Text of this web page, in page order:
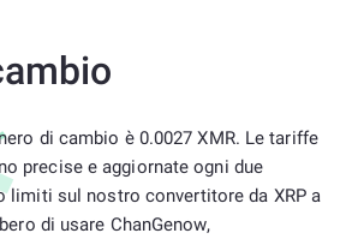
di cambio è 0.0027 XMR. Le tariffe
precise e aggiornate ogni due
limiti sul nostro convertitore da XRP a
di usare ChanGenow,